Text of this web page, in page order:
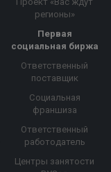
регионы»
Первая
социальная биржа
Ответственный
поставщик
Социальная
франшиза
Ответственный
работодатель
Центры занятости